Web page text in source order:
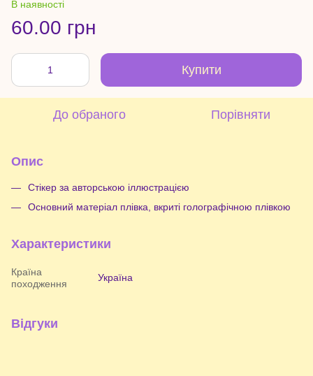
В наявності
60.00 грн
Купити
До обраного Порівняти
Опис
Стікер за авторською іллюстрацією
Основний матеріал плівка, вкриті голографічною плівкою
Характеристики
Країна
походження
Україна
Відгуки